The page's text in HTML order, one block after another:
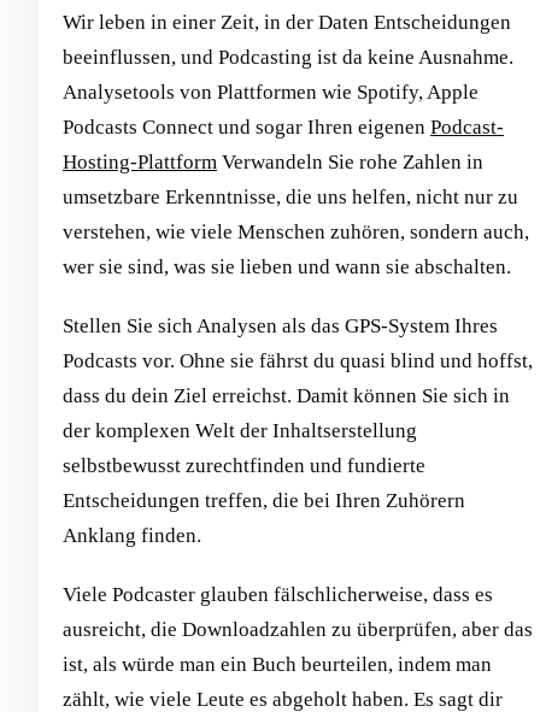
Wir leben in einer Zeit, in der Daten Entscheidungen
beeinflussen, und Podcasting ist da keine Ausnahme.
Analysetools von Plattformen wie Spotify, Apple
Podcasts Connect und sogar Ihren eigenen Podcast-
Hosting-Plattform Verwandeln Sie rohe Zahlen in
umsetzbare Erkenntnisse, die uns helfen, nicht nur zu
verstehen, wie viele Menschen zuhören, sondern auch,
wer sie sind, was sie lieben und wann sie abschalten.
Stellen Sie sich Analysen als das GPS-System Ihres
Podcasts vor. Ohne sie fährst du quasi blind und hoffst,
dass du dein Ziel erreichst. Damit können Sie sich in
der komplexen Welt der Inhaltserstellung
selbstbewusst zurechtfinden und fundierte
Entscheidungen treffen, die bei Ihren Zuhörern
Anklang finden.
Viele Podcaster glauben fälschlicherweise, dass es
ausreicht, die Downloadzahlen zu überprüfen, aber das
ist, als würde man ein Buch beurteilen, indem man
zählt, wie viele Leute es abgeholt haben. Es sagt dir